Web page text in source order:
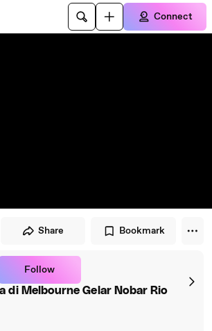
Connect
Share Bookmark
Follow
di Melbourne Gelar Nobar Rio